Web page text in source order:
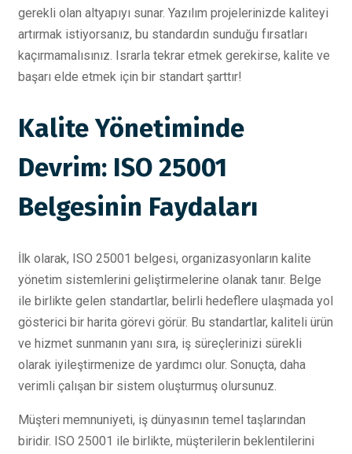
gerekli olan altyapıyı sunar. Yazılım projelerinizde kaliteyi
artırmak istiyorsanız, bu standardın sunduğu fırsatları
kaçırmamalısınız. Israrla tekrar etmek gerekirse, kalite ve
başarı elde etmek için bir standart şarttır!
Kalite Yönetiminde
Devrim: ISO 25001
Belgesinin Faydaları
İlk olarak, ISO 25001 belgesi, organizasyonların kalite
yönetim sistemlerini geliştirmelerine olanak tanır. Belge
ile birlikte gelen standartlar, belirli hedeflere ulaşmada yol
gösterici bir harita görevi görür. Bu standartlar, kaliteli ürün
ve hizmet sunmanın yanı sıra, iş süreçlerinizi sürekli
olarak iyileştirmenize de yardımcı olur. Sonuçta, daha
verimli çalışan bir sistem oluşturmuş olursunuz.
Müşteri memnuniyeti, iş dünyasının temel taşlarından
biridir. ISO 25001 ile birlikte, müşterilerin beklentilerini